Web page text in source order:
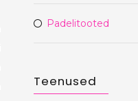
Padelitooted
Teenused